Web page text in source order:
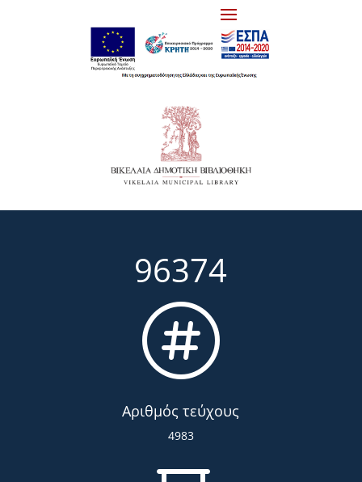
96374

Αριθμός τεύχους
4983